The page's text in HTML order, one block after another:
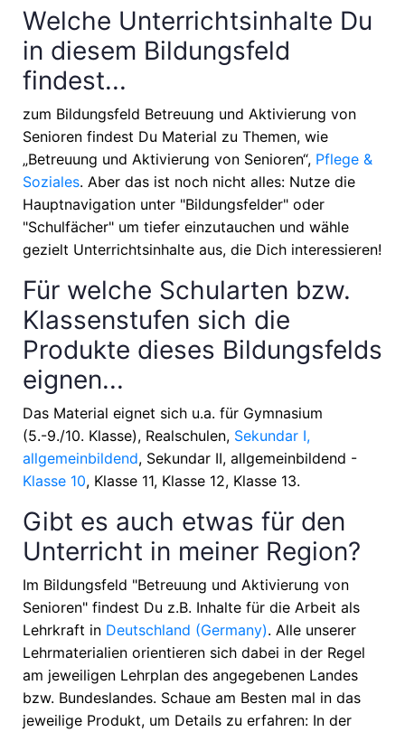
Welche Unterrichtsinhalte Du
in diesem Bildungsfeld
findest...
zum Bildungsfeld Betreuung und Aktivierung von
Senioren findest Du Material zu Themen, wie
„Betreuung und Aktivierung von Senioren“, Pflege &
Soziales. Aber das ist noch nicht alles: Nutze die
Hauptnavigation unter "Bildungsfelder" oder
"Schulfächer" um tiefer einzutauchen und wähle
gezielt Unterrichtsinhalte aus, die Dich interessieren!
Für welche Schularten bzw.
Klassenstufen sich die
Produkte dieses Bildungsfelds
eignen...
Das Material eignet sich u.a. für Gymnasium
(5.-9./10. Klasse), Realschulen, Sekundar I,
allgemeinbildend, Sekundar II, allgemeinbildend -
Klasse 10, Klasse 11, Klasse 12, Klasse 13.
Gibt es auch etwas für den
Unterricht in meiner Region?
Im Bildungsfeld "Betreuung und Aktivierung von
Senioren" findest Du z.B. Inhalte für die Arbeit als
Lehrkraft in Deutschland (Germany). Alle unserer
Lehrmaterialien orientieren sich dabei in der Regel
am jeweiligen Lehrplan des angegebenen Landes
bzw. Bundeslandes. Schaue am Besten mal in das
jeweilige Produkt, um Details zu erfahren: In der